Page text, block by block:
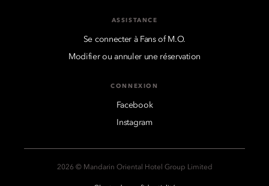
ASSISTANCE
Se connecter à Fans of M.O.
Modifier ou annuler une réservation
CONNEXION
Facebook
Instagram
2026 © Mandarin Oriental Hotel Group Limited